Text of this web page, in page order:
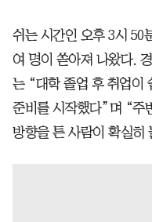
쉬는 시간인 오후 3시 50
여 명이 쏟아져 나왔다.
는 “대학 졸업 후 취업이
준비를 시작했다”며 “주
방향을 튼 사람이 확실히